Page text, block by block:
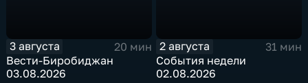
3 августа
20 мин
Вести-Биробиджан
03.08.2026
2 августа
31 мин
События недели
02.08.2026